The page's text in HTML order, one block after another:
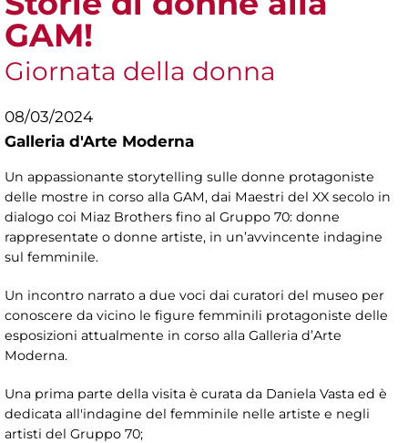
GAM!
Giornata della donna
08/03/2024
Galleria d'Arte Moderna
Un appassionante storytelling sulle donne protagoniste
delle mostre in corso alla GAM, dai Maestri del XX secolo in
dialogo coi Miaz Brothers fino al Gruppo 70: donne
rappresentate o donne artiste, in un’avvincente indagine
sul femminile.
Un incontro narrato a due voci dai curatori del museo per
conoscere da vicino le figure femminili protagoniste delle
esposizioni attualmente in corso alla Galleria d’Arte
Moderna.
Una prima parte della visita è curata da Daniela Vasta ed è
dedicata all'indagine del femminile nelle artiste e negli
artisti del Gruppo 70;